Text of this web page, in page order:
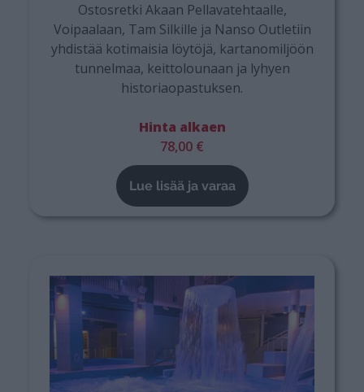
Ostosretki Akaan Pellavatehtaalle,
Voipaalaan, Tam Silkille ja Nanso Outletiin
yhdistää kotimaisia löytöjä, kartanomiljöön
tunnelmaa, keittolounaan ja lyhyen
historiaopastuksen.
Hinta alkaen
78,00 €
Lue lisää ja varaa